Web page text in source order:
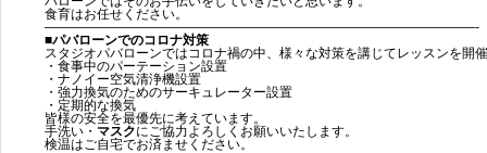
食育はお任せください。
—————————————————————————————————-
■パバローンでのコロナ対策
スタジオパバローンではコロナ禍の中、様々な対策を講じてレッスンを開
・食事中のパーテーション設置
・ナノイー空気清浄機設置
・強力換気のためのサーキュレーター設置
・定期的な換気
皆様の安全を最優先に考えています。
手洗い・ マスクにご協力よろしくお願いいたします。
検温はご自宅でお済ませください。